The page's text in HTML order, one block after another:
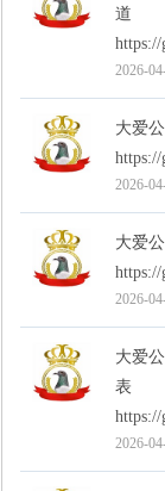
道
https://
2026-
大爱
https://
2026-
大爱
https://
2026-
大爱
表
https://
2026-